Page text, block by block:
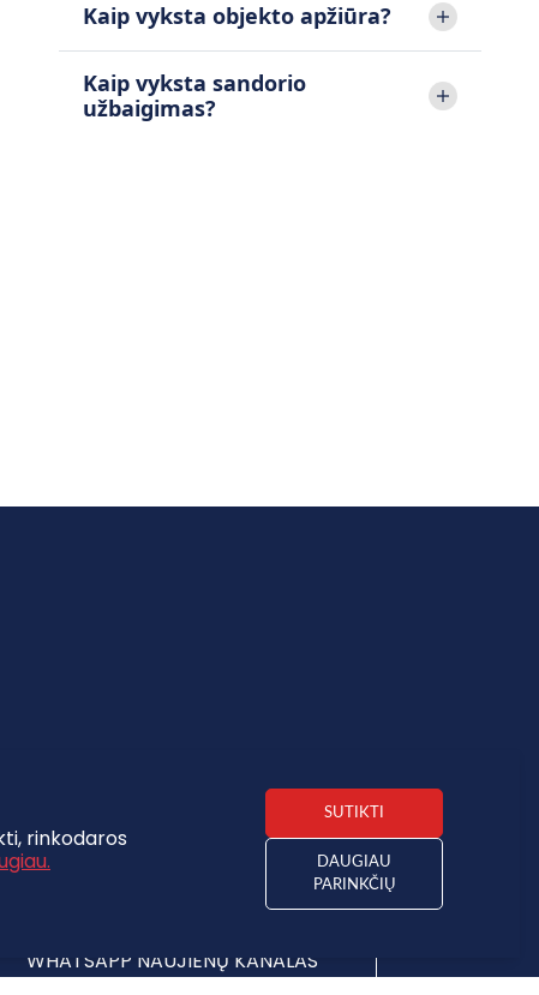
Kaip vyksta objekto apžiūra?
Kaip vyksta sandorio
užbaigimas?
PATEIKTI
PARAIŠKĄ
WHATSAPP NAUJIENŲ KANALAS
rinkodaros
SUTIKTI
DAUGIAU
PARINKČIŲ